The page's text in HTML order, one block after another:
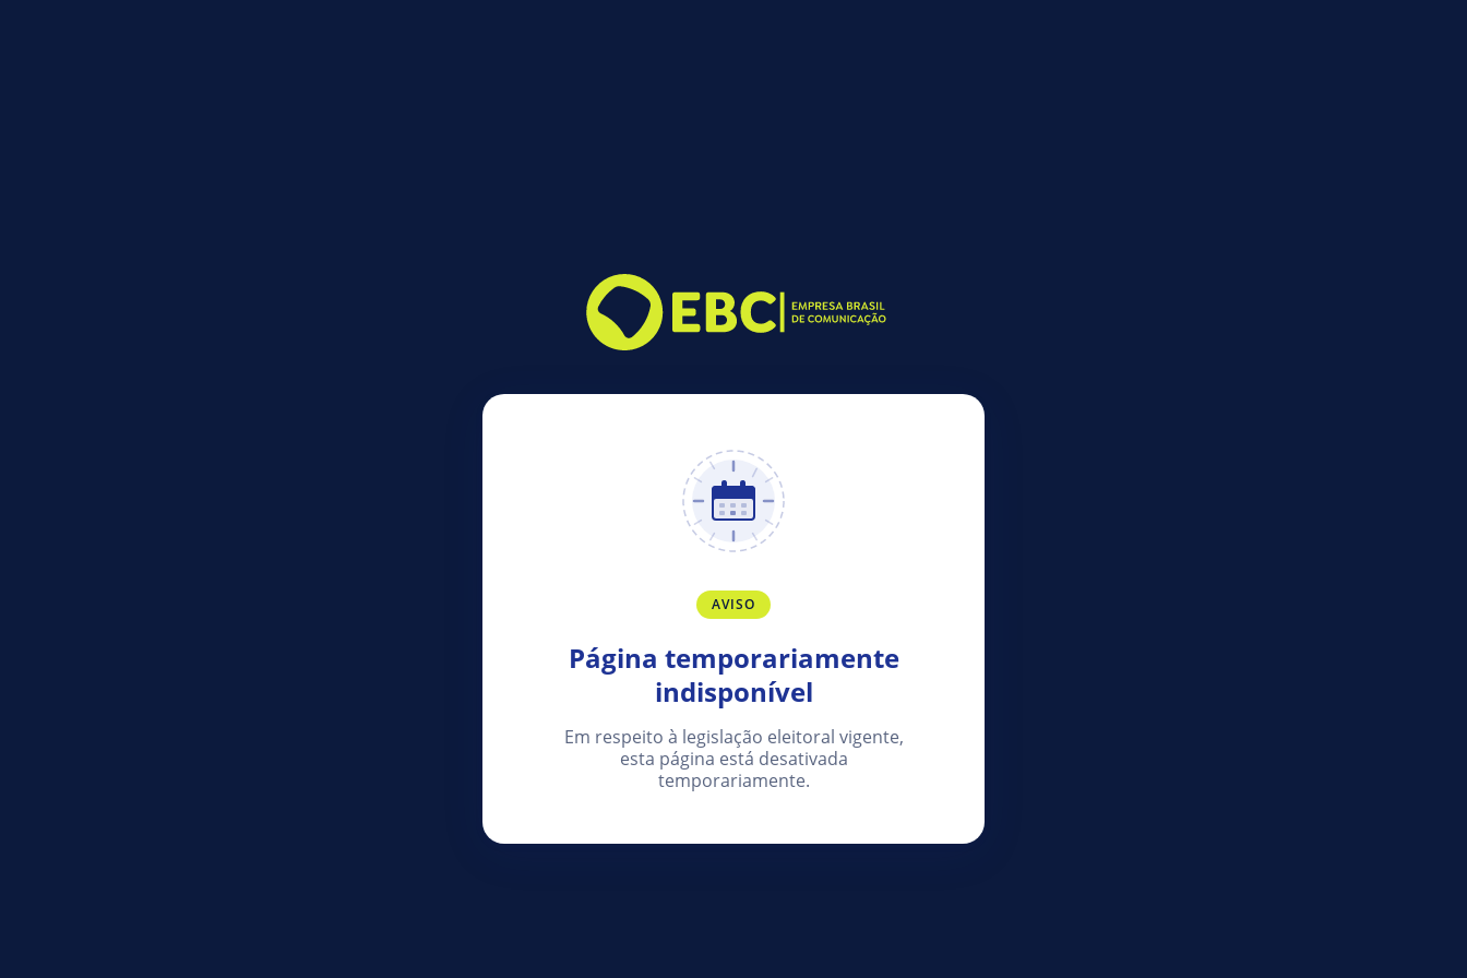
AVISO
Página temporariamente
indisponível
Em respeito à legislação eleitoral vigente,
esta página está desativada
temporariamente.